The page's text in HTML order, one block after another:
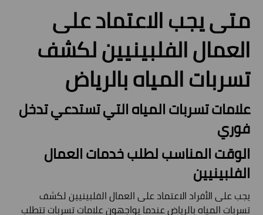
متى يجب الاعتماد على
العمال الفلبينيين لكشف
تسربات المياه بالرياض
علامات تسربات المياه التي تستدعي تدخل
فوري
الوقت المناسب لطلب خدمات العمال
الفلبينيين
يجب على الأفراد الاعتماد على العمال الفلبينيين لكشف
تسربات المياه بالرياض عندما يواجهون علامات تسربات تتطلب